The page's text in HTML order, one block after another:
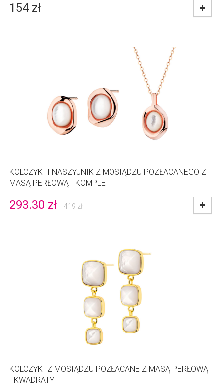
154 zł
KOLCZYKI I NASZYJNIK Z MOSIĄDZU POZŁACANEGO Z
MASĄ PERŁOWĄ - KOMPLET
293.30 zł 419zł
KOLCZYKI Z MOSIĄDZU POZŁACANE Z MASĄ PERŁOWĄ
- KWADRATY